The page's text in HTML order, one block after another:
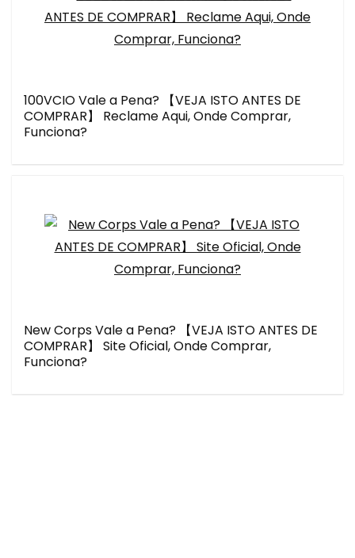
100VCIO Vale a Pena? 【VEJA ISTO ANTES DE
COMPRAR】 Reclame Aqui, Onde Comprar,
Funciona?
New Corps Vale a Pena? 【VEJA ISTO ANTES DE
COMPRAR】 Site Oficial, Onde Comprar,
Funciona?